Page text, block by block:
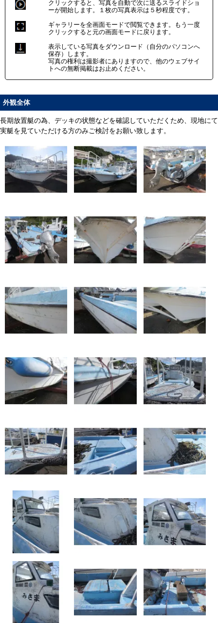
クリックすると、写真を自動で次に送るスライドショ
ーが開始します。１枚の写真表示は５秒程度です。
ギャラリーを全画面モードで閲覧できます。もう一度
クリックすると元の画面モードに戻ります。
表示している写真をダウンロード（自分のパソコンへ
保存）します。
写真の権利は撮影者にありますので、他のウェブサイ
トへの無断掲載はお止めください。
外観全体
長期放置艇の為、デッキの状態などを確認していただくため、現地にて
実艇を見ていただける方のみご検討をお願い致します。